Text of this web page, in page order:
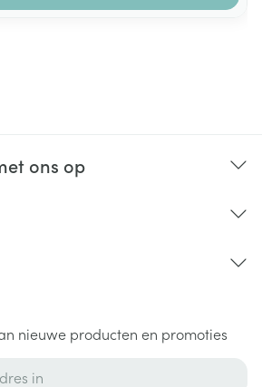
ons op
nieuwe producten en promoties